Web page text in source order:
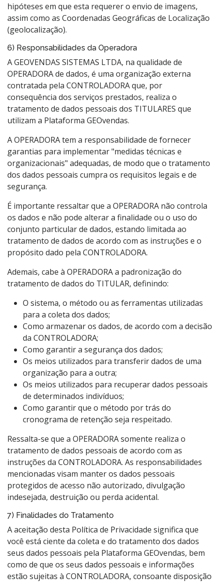
hipóteses em que esta requerer o envio de imagens,
assim como as Coordenadas Geográficas de Localização
(geolocalização).
6) Responsabilidades da Operadora
A GEOVENDAS SISTEMAS LTDA, na qualidade de
OPERADORA de dados, é uma organização externa
contratada pela CONTROLADORA que, por
consequência dos serviços prestados, realiza o
tratamento de dados pessoais dos TITULARES que
utilizam a Plataforma GEOvendas.
A OPERADORA tem a responsabilidade de fornecer
garantias para implementar "medidas técnicas e
organizacionais" adequadas, de modo que o tratamento
dos dados pessoais cumpra os requisitos legais e de
segurança.
É importante ressaltar que a OPERADORA não controla
os dados e não pode alterar a finalidade ou o uso do
conjunto particular de dados, estando limitada ao
tratamento de dados de acordo com as instruções e o
propósito dado pela CONTROLADORA.
Ademais, cabe à OPERADORA a padronização do
tratamento de dados do TITULAR, definindo:
O sistema, o método ou as ferramentas utilizadas
para a coleta dos dados;
Como armazenar os dados, de acordo com a decisão
da CONTROLADORA;
Como garantir a segurança dos dados;
Os meios utilizados para transferir dados de uma
organização para a outra;
Os meios utilizados para recuperar dados pessoais
de determinados indivíduos;
Como garantir que o método por trás do
cronograma de retenção seja respeitado.
Ressalta-se que a OPERADORA somente realiza o
tratamento de dados pessoais de acordo com as
instruções da CONTROLADORA. As responsabilidades
mencionadas visam manter os dados pessoais
protegidos de acesso não autorizado, divulgação
indesejada, destruição ou perda acidental.
7) Finalidades do Tratamento
A aceitação desta Política de Privacidade significa que
você está ciente da coleta e do tratamento dos dados
seus dados pessoais pela Plataforma GEOvendas, bem
como de que os seus dados pessoais e informações
estão sujeitas à CONTROLADORA, consoante disposição